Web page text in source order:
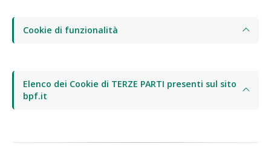
Cookie di funzionalità
Elenco dei Cookie di TERZE PARTI presenti sul sito
bpf.it